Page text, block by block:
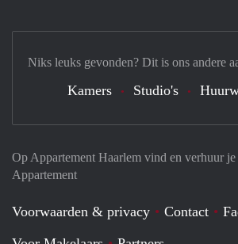
Op Appartement Haarlem vind en verhuur
Appartement
Voorwaarden & privacy Contact
Niks leuks gevonden? Dit is ons andere
Kamers Studio's